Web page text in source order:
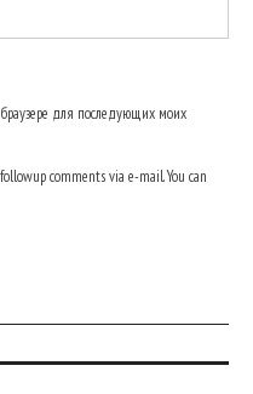
для последующих моих
comments via e-mail. You can